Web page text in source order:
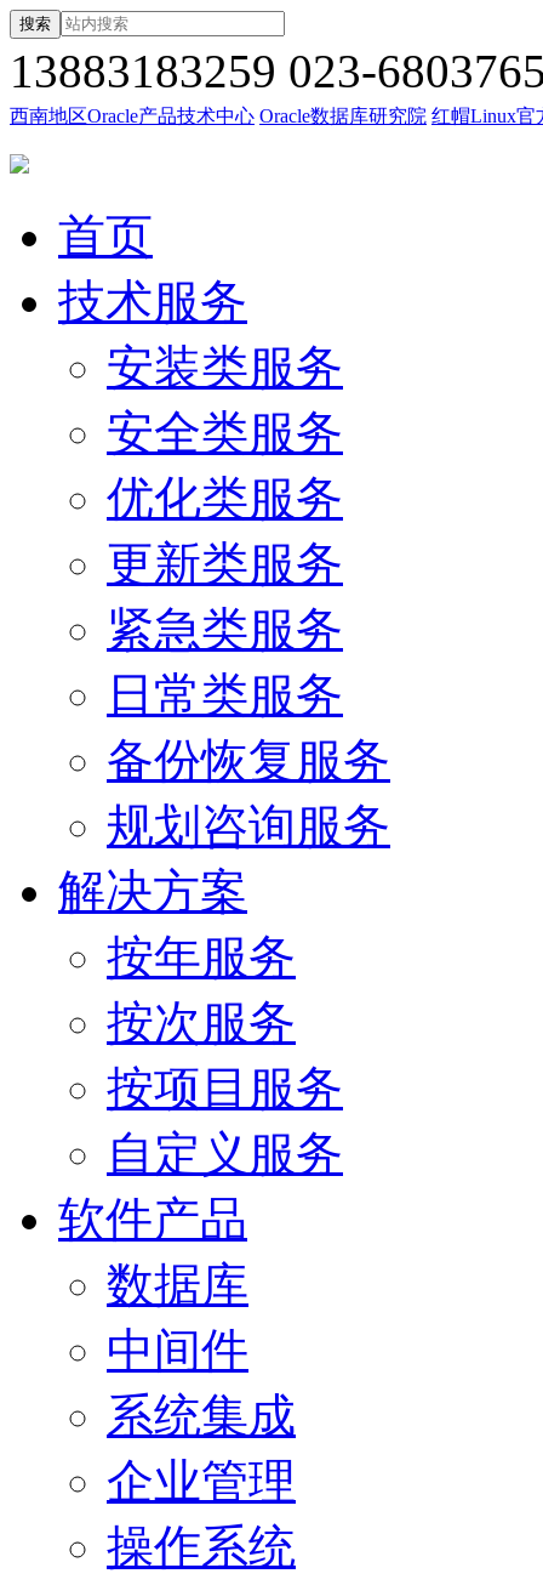
搜索
13883183259 023-
西南地区Oracle产品技术中心 Oracle数据库研究院 红帽Linux官
首页
技术服务
安装类服务
安全类服务
优化类服务
更新类服务
紧急类服务
日常类服务
备份恢复服务
规划咨询服务
解决方案
按年服务
按次服务
按项目服务
自定义服务
软件产品
数据库
中间件
系统集成
企业管理
操作系统